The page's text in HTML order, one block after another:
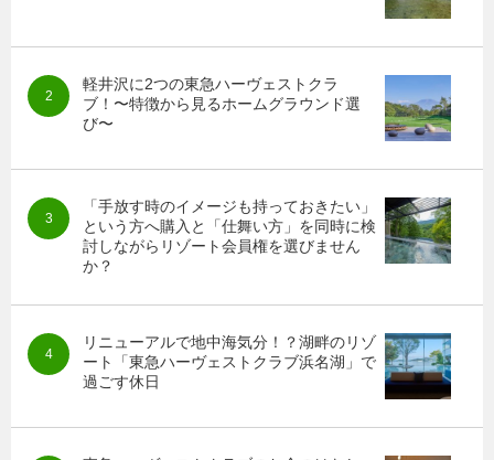
軽井沢に2つの東急ハーヴェストクラ
ブ！〜特徴から見るホームグラウンド選
び〜
「手放す時のイメージも持っておきたい」
という方へ購入と「仕舞い方」を同時に検
討しながらリゾート会員権を選びません
か？
リニューアルで地中海気分！？湖畔のリゾ
ート「東急ハーヴェストクラブ浜名湖」で
過ごす休日